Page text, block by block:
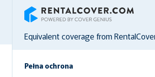
RentalCover
Equivalent coverage from
Pełna ochrona